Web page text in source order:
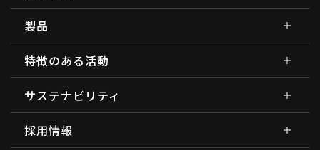
製品
特徴のある活動
サステナビリティ
採用情報